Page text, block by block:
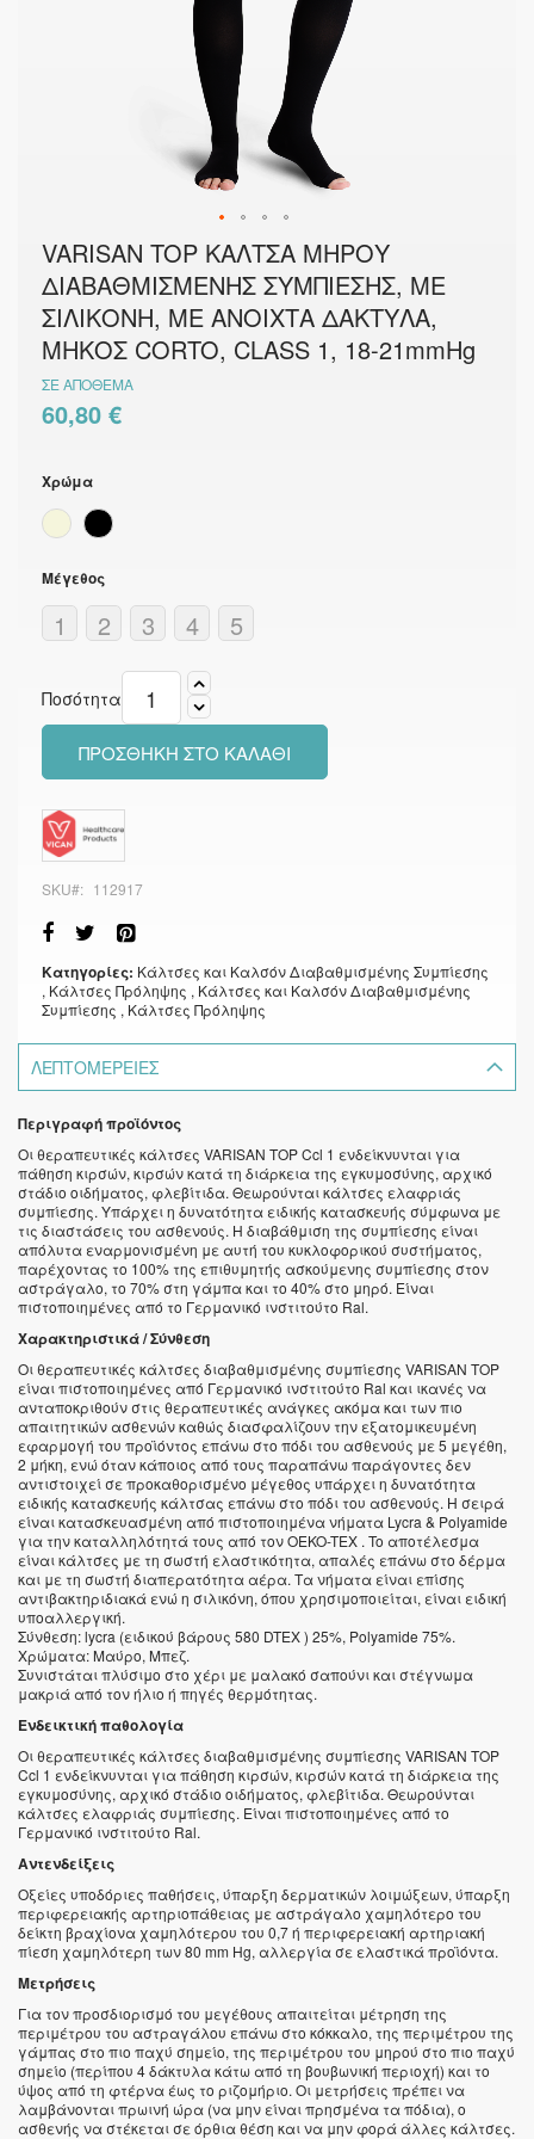
Μετάβαση
στην
αρχή
της
συλλογής
εικόνων
VARISAN TOP ΚΑΛΤΣΑ ΜΗΡΟΥ
ΔΙΑΒΑΘΜΙΣΜΕΝΗΣ ΣΥΜΠΙΕΣΗΣ, ΜΕ
ΣΙΛΙΚΟΝΗ, ΜΕ ΑΝΟΙΧΤΑ ΔΑΚΤΥΛΑ,
ΜΗΚΟΣ CORTO, CLASS 1, 18-21mmHg
ΣΕ ΑΠΌΘΕΜΑ
60,80 €
Χρώμα
Μέγεθος
1 2 3 4 5
Ποσότητα
ΠΡΟΣΘΉΚΗ ΣΤΟ ΚΑΛΆΘΙ
SKU 112917
Κατηγορίες: Κάλτσες και Καλσόν Διαβαθμισμένης Συμπίεσης
, Κάλτσες Πρόληψης , Κάλτσες και Καλσόν Διαβαθμισμένης
Συμπίεσης , Κάλτσες Πρόληψης
ΛΕΠΤΟΜΈΡΕΙΕΣ
Περιγραφή προϊόντος
Οι θεραπευτικές κάλτσες VARISAN TOP Ccl 1 ενδείκνυνται για
πάθηση κιρσών, κιρσών κατά τη διάρκεια της εγκυμοσύνης, αρχικό
στάδιο οιδήματος, φλεβίτιδα. Θεωρούνται κάλτσες ελαφριάς
συμπίεσης. Υπάρχει η δυνατότητα ειδικής κατασκευής σύμφωνα με
τις διαστάσεις του ασθενούς. Η διαβάθμιση της συμπίεσης είναι
απόλυτα εναρμονισμένη με αυτή του κυκλοφορικού συστήματος,
παρέχοντας το 100% της επιθυμητής ασκούμενης συμπίεσης στον
αστράγαλο, το 70% στη γάμπα και το 40% στο μηρό. Είναι
πιστοποιημένες από το Γερμανικό ινστιτούτο Ral.
Χαρακτηριστικά / Σύνθεση
Οι θεραπευτικές κάλτσες διαβαθμισμένης συμπίεσης VARISAN TOP
είναι πιστοποιημένες από Γερμανικό ινστιτούτο Ral και ικανές να
ανταποκριθούν στις θεραπευτικές ανάγκες ακόμα και των πιο
απαιτητικών ασθενών καθώς διασφαλίζουν την εξατομικευμένη
εφαρμογή του προϊόντος επάνω στο πόδι του ασθενούς με 5 μεγέθη,
2 μήκη, ενώ όταν κάποιος από τους παραπάνω παράγοντες δεν
αντιστοιχεί σε προκαθορισμένο μέγεθος υπάρχει η δυνατότητα
ειδικής κατασκευής κάλτσας επάνω στο πόδι του ασθενούς. Η σειρά
είναι κατασκευασμένη από πιστοποιημένα νήματα Lycra & Polyamide
για την καταλληλότητά τους από τον OEKO-TEX . To αποτέλεσμα
είναι κάλτσες με τη σωστή ελαστικότητα, απαλές επάνω στο δέρμα
και με τη σωστή διαπερατότητα αέρα. Τα νήματα είναι επίσης
αντιβακτηριδιακά ενώ η σιλικόνη, όπου χρησιμοποιείται, είναι ειδική
υποαλλεργική.
Σύνθεση: lycra (ειδικού βάρους 580 DTEX ) 25%, Polyamide 75%.
Χρώματα: Μαύρο, Μπεζ.
Συνιστάται πλύσιμο στο χέρι με μαλακό σαπούνι και στέγνωμα
μακριά από τον ήλιο ή πηγές θερμότητας.
Ενδεικτική παθολογία
Οι θεραπευτικές κάλτσες διαβαθμισμένης συμπίεσης VARISAN TOP
Ccl 1 ενδείκνυνται για πάθηση κιρσών, κιρσών κατά τη διάρκεια της
εγκυμοσύνης, αρχικό στάδιο οιδήματος, φλεβίτιδα. Θεωρούνται
κάλτσες ελαφριάς συμπίεσης. Είναι πιστοποιημένες από το
Γερμανικό ινστιτούτο Ral.
Αντενδείξεις
Οξείες υποδόριες παθήσεις, ύπαρξη δερματικών λοιμώξεων, ύπαρξη
περιφερειακής αρτηριοπάθειας με αστράγαλο χαμηλότερο του
δείκτη βραχίονα χαμηλότερου του 0,7 ή περιφερειακή αρτηριακή
πίεση χαμηλότερη των 80 mm Hg, αλλεργία σε ελαστικά προϊόντα.
Μετρήσεις
Για τον προσδιορισμό του μεγέθους απαιτείται μέτρηση της
περιμέτρου του αστραγάλου επάνω στο κόκκαλο, της περιμέτρου της
γάμπας στο πιο παχύ σημείο, της περιμέτρου του μηρού στο πιο παχύ
σημείο (περίπου 4 δάκτυλα κάτω από τη βουβωνική περιοχή) και το
ύψος από τη φτέρνα έως το ριζομήριο. Οι μετρήσεις πρέπει να
λαμβάνονται πρωινή ώρα (να μην είναι πρησμένα τα πόδια), ο
ασθενής να στέκεται σε όρθια θέση και να μην φορά άλλες κάλτσες.